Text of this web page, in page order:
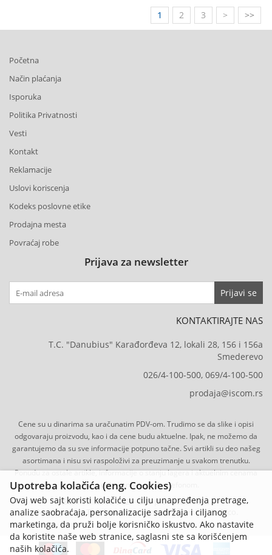
1 2 3 > >>
Početna
Način plaćanja
Isporuka
Politika Privatnosti
Vesti
Kontakt
Reklamacije
Uslovi koriscenja
Kodeks poslovne etike
Prodajna mesta
Povraćaj robe
Prijava za newsletter
Prijavi se
KONTAKTIRAJTE NAS
T.C. "Danubius" Karađorđeva 12, lokali 28, 156 i 156a
Smederevo
026/4-100-500, 069/4-100-500
prodaja@iscom.rs
Cene su u dinarima sa uračunatim PDV-om. Trudimo se da slike i opisi
odgovaraju proizvodu, kao i da cene budu aktuelne. Ipak, ne možemo da
garantujemo da su sve informacije potpuno tačne. Svi artikli su deo našeg
asortimana i nisu svi raspoloživi za preuzimanje u svakom trenutku.
Ponudu za ostale artikle, informacije o stanju lagera i aktuelnim cenama
možete dobiti email-om ili telefonom.
ISCom d.o.o. © 2026 - Sva prava zadržana.
Developed by Tico | Izrada internet prodavnice-Selltico.
Upotreba kolačića (eng. Cookies)
Ovaj web sajt koristi kolačiće u cilju unapređenja pretrage,
analize saobraćaja, personalizacije sadržaja i ciljanog
marketinga, da pruži bolje korisničko iskustvo. Ako nastavite
da koristite naše web stranice, saglasni ste sa korišćenjem
naših kolačića.